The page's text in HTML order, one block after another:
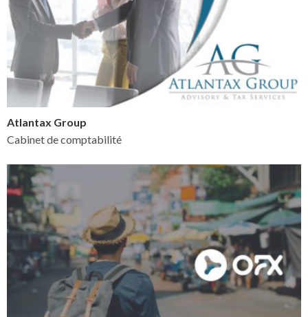
Atlantax Group
Cabinet de comptabilité